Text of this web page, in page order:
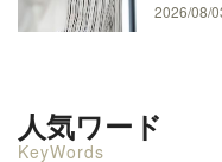
2026/08/
人気ワード
KeyWords